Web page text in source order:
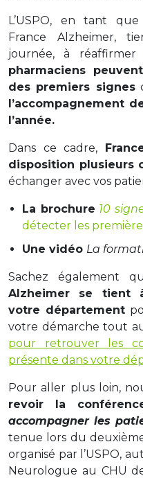
L’USPO, en tant que
France Alzheimer,
journée, à réaffirmer
pharmaciens
des premiers signes
l’accompagnement
l’année.
Dans ce cadre,
disposition plusieurs
échanger avec vos
La brochure 10
détecter les
Une vidéo La
Sachez également
Alzheimer se tient
votre département
votre démarche tout
pour retrouver les
présente dans votre
Pour aller plus loin,
revoir la
accompagner les
tenue lors du
organisé par l’USPO,
Neurologue au CHU